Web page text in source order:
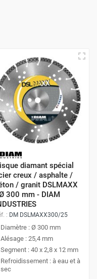
diamant spécial
creux / asphalte /
/ granit DSLMAXX
300 mm - DIAM
: DM DSLMAXX300/25
Diamètre : Ø 300 mm
Alésage : 25,4 mm
Segment : 40 x 2,8 x 12 mm
Refroidissement : à eau et à
sec